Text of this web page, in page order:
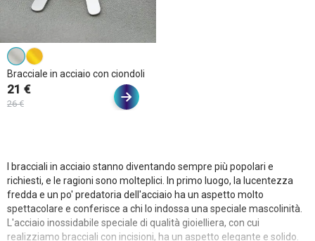
Bracciale in acciaio con ciondoli
21 €
26 €
I bracciali in acciaio stanno diventando sempre più popolari e
richiesti, e le ragioni sono molteplici. In primo luogo, la lucentezza
fredda e un po' predatoria dell'acciaio ha un aspetto molto
spettacolare e conferisce a chi lo indossa una speciale mascolinità.
L'acciaio inossidabile speciale di qualità gioielliera, con cui
realizziamo bracciali con incisioni, ha un aspetto elegante e solido.